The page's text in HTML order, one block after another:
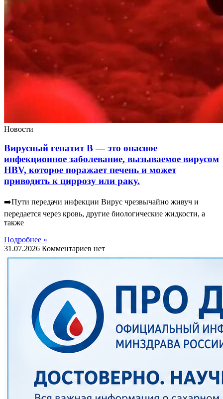
Новости
Вирусный гепатит B — это опасное
инфекционное заболевание, вызываемое вирусом
HBV, которое поражает печень и может
приводить к циррозу или раку.
➡️Пути передачи инфекции Вирус чрезвычайно живуч и
передается через кровь, другие биологические жидкости, а
также
Подробнее »
31.07.2026 Комментариев нет